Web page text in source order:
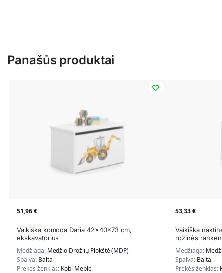
Panašūs produktai
51,96€
Vaikiška komoda Daria 42x40x73 cm,
ekskavatorius
Medžiaga: Medžio Drožlių Plokštė (MDP)
Spalva: Balta
Prekės ženklas: Kobi Meble
53,33€
Vaikiška
rožinės
Medžiaga:
Spalva: Balta
Prekės ženklas: